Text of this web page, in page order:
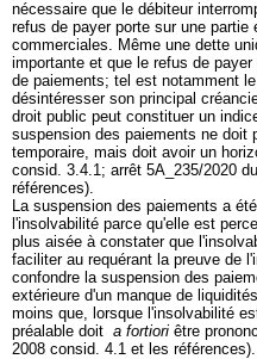
nécessaire que le débiteur
refus de payer porte sur une
commerciales. Même une dette
importante et que le refus de
de paiements; tel est notamment
désintéresser son principal
droit public peut constituer un
suspension des paiements ne doit
temporaire, mais doit avoir un
consid. 3.4.1; arrêt 5A_235/2020
références).
La suspension des paiements a
l'insolvabilité parce qu'elle est
plus aisée à constater que
faciliter au requérant la preuve de
confondre la suspension des
extérieure d'un manque de
moins que, lorsque l'insolvabilité
préalable doit a fortiori être
2008 consid. 4.1 et les références).